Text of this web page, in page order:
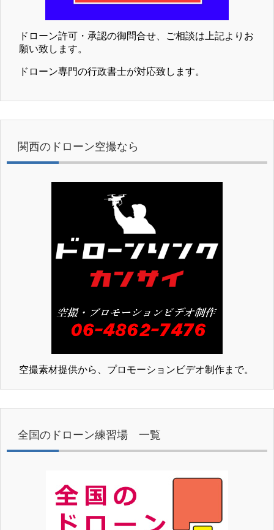
ドローン許可・承認の御問合せ、ご相談は上記よりお
願い致します。
ドローン専門の行政書士が対応致します。
関西のドローン空撮なら
空撮素材提供から、プロモーションビデオ制作まで。
全国のドローン練習場 一覧